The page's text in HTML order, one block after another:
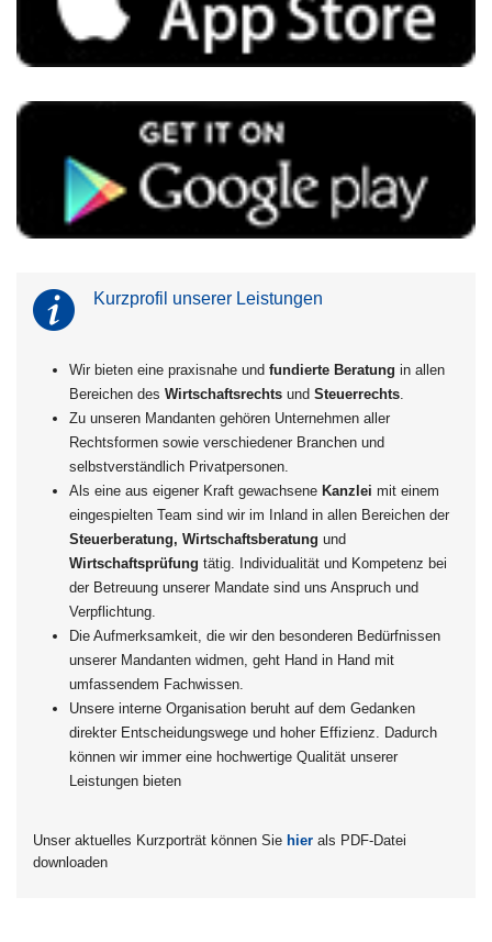
Kurzprofil unserer Leistungen
Wir bieten eine praxisnahe und fundierte Beratung in allen
Bereichen des Wirtschaftsrechtsund Steuerrechts.
Zu unseren Mandanten gehören Unternehmen aller
Rechtsformen sowie verschiedener Branchen und
selbstverständlich Privatpersonen.
Als eine aus eigener Kraft gewachsene Kanzlei mit einem
eingespielten Team sind wir im Inland in allen Bereichen der
Steuerberatung, Wirtschaftsberatung und
Wirtschaftsprüfung tätig. Individualität und Kompetenz bei
der Betreuung unserer Mandate sind uns Anspruch und
Verpflichtung.
Die Aufmerksamkeit, die wir den besonderen Bedürfnissen
unserer Mandanten widmen, geht Hand in Hand mit
umfassendem Fachwissen.
Unsere interne Organisation beruht auf dem Gedanken
direkter Entscheidungswege und hoher Effizienz. Dadurch
können wir immer eine hochwertige Qualität unserer
Leistungen bieten
Unser aktuelles Kurzporträt können Sie hier als PDF-Datei
downloaden